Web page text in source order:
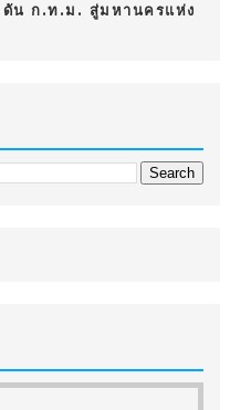
ดัน ก.ท.ม. สู่มหานครแห่ง